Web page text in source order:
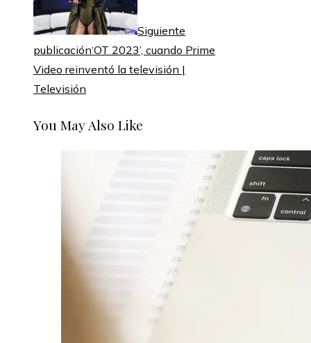
Siguiente
publicación‘OT 2023’, cuando Prime
Video reinventó la televisión |
Televisión
You May Also Like